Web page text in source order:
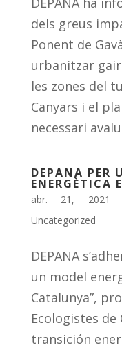
dels greus
Ponent de
urbanitzar
les zones del
Canyars i el
necessari
DEPANA PER
ENERGÈTICA
abr. 21, 2021
Uncategorized
DEPANA
un model
Catalunya”,
Ecologistes de
transición